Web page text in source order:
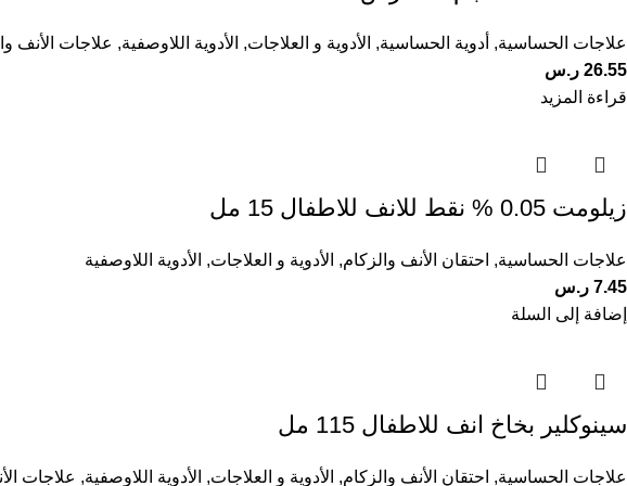
علاجات الحساسية, أدوية الحساسية, الأدوية و العلاجات, الأدوية اللاوصفية, علاجات الأنف
26.55 ر.س
قراءة المزيد
زيلومت 0.05 % نقط للانف للاطفال 15 مل
علاجات الحساسية, احتقان الأنف والزكام, الأدوية و العلاجات, الأدوية اللاوصفية
7.45 ر.س
إضافة إلى السلة
سينوكلير بخاخ انف للاطفال 115 مل
علاجات الحساسية, احتقان الأنف والزكام, الأدوية و العلاجات, الأدوية اللاوصفية, علاجات